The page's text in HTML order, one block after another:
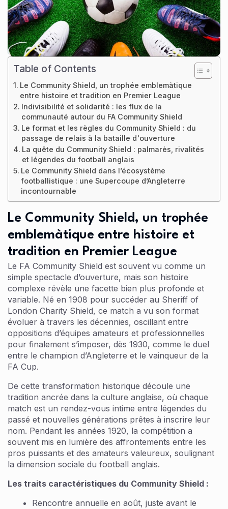
Table of Contents
Le Community Shield, un trophée emblemàtique
entre histoire et tradition en Premier League
Indivisibilité et solidarité : les flux de la
communauté autour du FA Community Shield
Le format et les règles du Community Shield : du
passage de relais à la bataille d'ouverture
La quête du Community Shield : palmarès, rivalités
et légendes du football anglais
Le Community Shield dans l’écosystème
footballistique : une Supercoupe d’Angleterre
incontournable
Le Community Shield, un trophée
emblemàtique entre histoire et
tradition en Premier League
Le FA Community Shield est souvent vu comme un
simple spectacle d’ouverture, mais son histoire
complexe révèle une facette bien plus profonde et
variable. Né en 1908 pour succéder au Sheriff of
London Charity Shield, ce match a vu son format
évoluer à travers les décennies, oscillant entre
oppositions d’équipes amateurs et professionnelles
pour finalement s’imposer, dès 1930, comme le duel
entre le champion d’Angleterre et le vainqueur de la
FA Cup.
De cette transformation historique découle une
tradition ancrée dans la culture anglaise, où chaque
match est un rendez-vous intime entre légendes du
passé et nouvelles générations prêtes à inscrire leur
nom. Pendant les années 1920, la compétition a
souvent mis en lumière des affrontements entre les
pros puissants et des amateurs valeureux, soulignant
la dimension sociale du football anglais.
Les traits caractéristiques du Community Shield :
Rencontre annuelle en août, juste avant le